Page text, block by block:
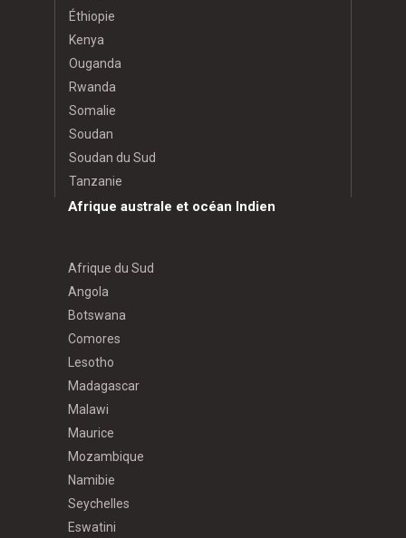
Éthiopie
Kenya
Ouganda
Rwanda
Somalie
Soudan
Soudan du Sud
Tanzanie
Afrique australe et océan Indien
Afrique du Sud
Angola
Botswana
Comores
Lesotho
Madagascar
Malawi
Maurice
Mozambique
Namibie
Seychelles
Eswatini